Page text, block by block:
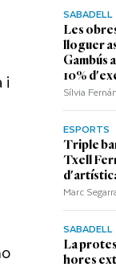
SABADELL
Les
lloguer
Gambús
10%
Sílvia
ESPORTS
Triple
Txell
Marc
SABADELL
La
hores
i